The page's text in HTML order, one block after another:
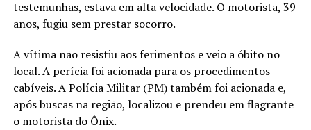
testemunhas, estava em alta velocidade. O motorista, 39
anos, fugiu sem prestar socorro.
A vítima não resistiu aos ferimentos e veio a óbito no
local. A perícia foi acionada para os procedimentos
cabíveis. A Polícia Militar (PM) também foi acionada e,
após buscas na região, localizou e prendeu em flagrante
o motorista do Ônix.